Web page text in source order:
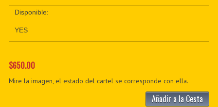
Disponible:
YES
$650.00
Mire la imagen, el estado del cartel se corresponde con ella.
Añadir a la Cesta